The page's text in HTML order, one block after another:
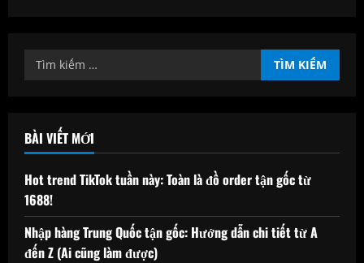
Tìm
kiếm
BÀI VIẾT MỚI
Hot trend TikTok tuần này: Toàn là đồ order tận gốc từ
1688!
Nhập hàng Trung Quốc tận gốc: Hướng dẫn chi tiết từ A
đến Z (Ai cũng làm được)